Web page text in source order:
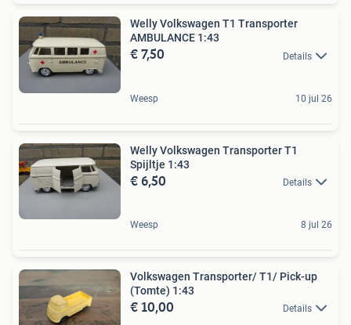
Welly Volkswagen T1 Transporter
AMBULANCE 1:43
€ 7,50 Details
Weesp 10 jul 26
Welly Volkswagen Transporter T1
Spijltje 1:43
€ 6,50 Details
Weesp 8 jul 26
Volkswagen Transporter/ T1/ Pick-up
(Tomte) 1:43
€ 10,00 Details